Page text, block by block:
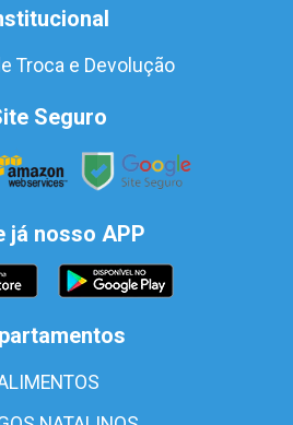
Troca e Devolução
Seguro
já nosso APP